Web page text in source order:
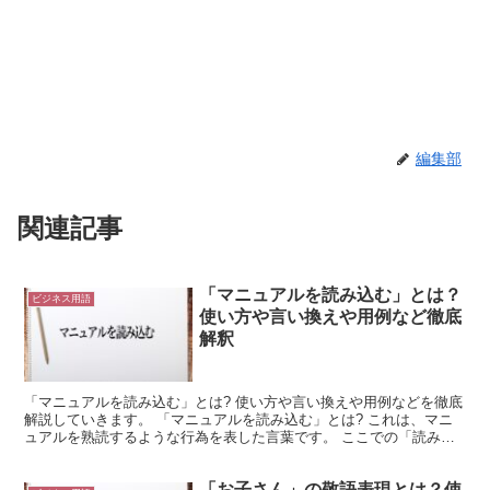
編集部
関連記事
ビジネス用語
「マニュアルを読み込む」とは？
使い方や言い換えや用例など徹底
解釈
「マニュアルを読み込む」とは? 使い方や言い換えや用例などを徹底
解説していきます。 「マニュアルを読み込む」とは? これは、マニ
ュアルを熟読するような行為を表した言葉です。 ここでの「読み込